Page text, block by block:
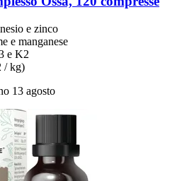
e zinco
e manganese
e K2
/ kg)
13 agosto